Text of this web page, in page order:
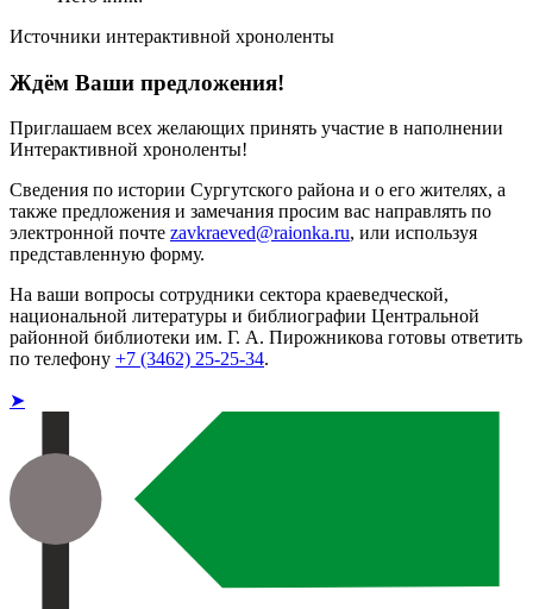
Источники интерактивной хроноленты
Ждём Ваши предложения!
Приглашаем всех желающих принять участие в наполнении
Интерактивной хроноленты!
Сведения по истории Сургутского района и о его жителях, а
также предложения и замечания просим вас направлять по
электронной почте zavkraeved@raionka.ru, или используя
представленную форму.
На ваши вопросы сотрудники сектора краеведческой,
национальной литературы и библиографии Центральной
районной библиотеки им. Г. А. Пирожникова готовы ответить
по телефону +7 (3462) 25-25-34.
➤